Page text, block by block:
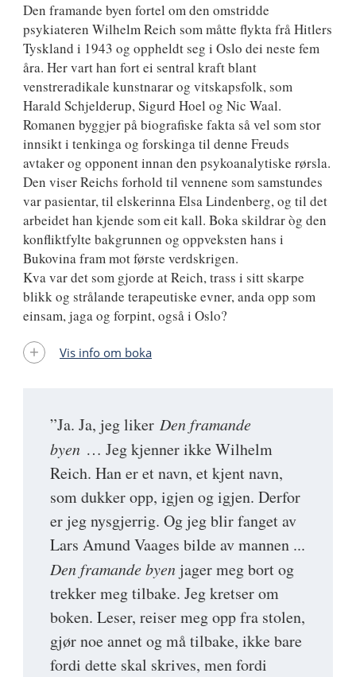
”Ja. Ja, jeg liker Den framande
byen … Jeg kjenner ikke Wilhelm
Reich. Han er et navn, et kjent navn,
som dukker opp, igjen og igjen. Derfor
er jeg nysgjerrig. Og jeg blir fanget av
Lars Amund Vaages bilde av mannen ...
Den framande byen jager meg bort og
trekker meg tilbake. Jeg kretser om
boken. Leser, reiser meg opp fra stolen,
gjør noe annet og må tilbake, ikke bare
fordi dette skal skrives, men fordi
Den framande byen fortel om den omstridde
psykiateren Wilhelm Reich som måtte flykta frå Hitlers
Tyskland i 1943 og oppheldt seg i Oslo dei neste fem
åra. Her vart han fort ei sentral kraft blant
venstreradikale kunstnarar og vitskapsfolk, som
Harald Schjelderup, Sigurd Hoel og Nic Waal.
Romanen byggjer på biografiske fakta så vel som stor
innsikt i tenkinga og forskinga til denne Freuds
avtaker og opponent innan den psykoanalytiske rørsla.
Den viser Reichs forhold til vennene som samstundes
var pasientar, til elskerinna Elsa Lindenberg, og til det
arbeidet han kjende som eit kall. Boka skildrar òg den
konfliktfylte bakgrunnen og oppveksten hans i
Bukovina fram mot første verdskrigen.
Kva var det som gjorde at Reich, trass i sitt skarpe
blikk og strålande terapeutiske evner, anda opp som
einsam, jaga og forpint, også i Oslo?
Vis info om boka